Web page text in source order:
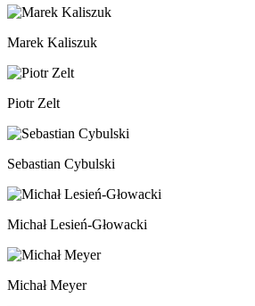
Marek Kaliszuk
Piotr Zelt
Sebastian Cybulski
Michał Lesień-Głowacki
Michał Meyer